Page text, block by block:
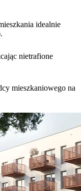
idealnie
nietrafione
mieszkaniowego na